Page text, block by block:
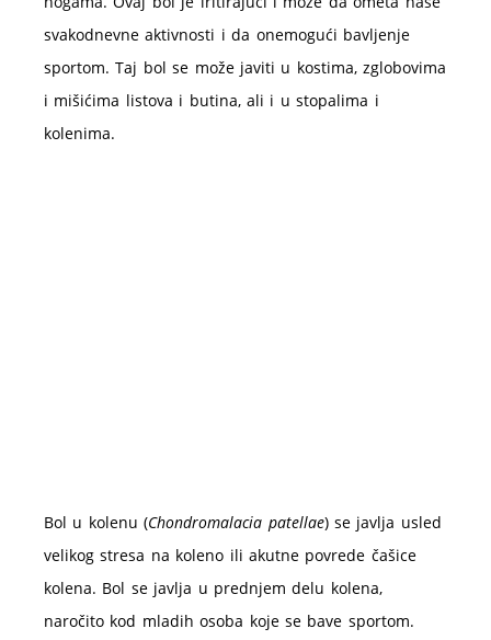
svakodnevne aktivnosti i da onemogući bavljenje
sportom. Taj bol se može javiti u kostima, zglobovima
i mišićima listova i butina, ali i u stopalima i
kolenima.
Bol u kolenu (Chondromalacia patellae) se javlja usled
velikog stresa na koleno ili akutne povrede čašice
kolena. Bol se javlja u prednjem delu kolena,
naročito kod mladih osoba koje se bave sportom.